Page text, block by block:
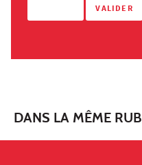
DANS LA MÊME